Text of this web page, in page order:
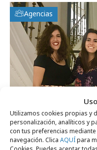
Utilizamos cookies propias y
personalización, analíticos y
con tus preferencias
navegación. Clica AQUÍpara
Agencias